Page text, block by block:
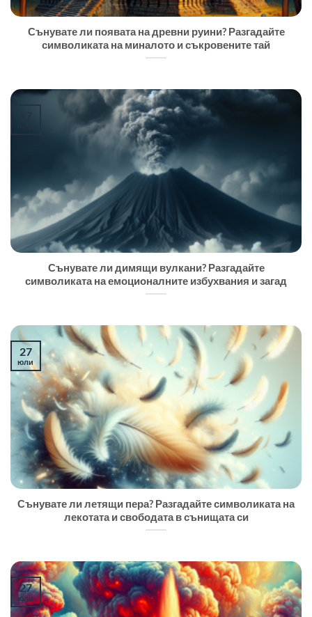
Сънувате ли появата на древни руини? Разгадайте
символиката на миналото и съкровените тай
Сънувате ли димящи вулкани? Разгадайте
символиката на емоционалните избухвания и загад
Сънувате ли летящи пера? Разгадайте символиката на
лекотата и свободата в сънищата си
27
юли
27
юли